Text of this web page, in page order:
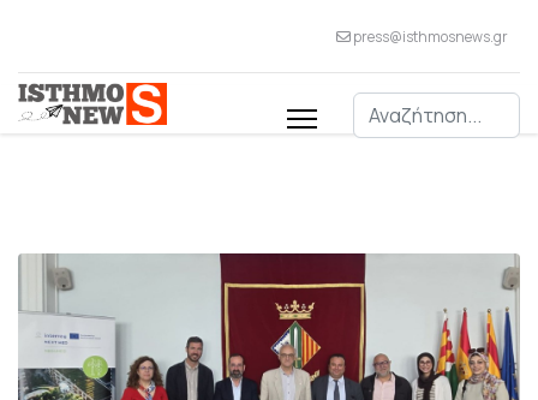
press@isthmosnews.gr
Αναζήτηση